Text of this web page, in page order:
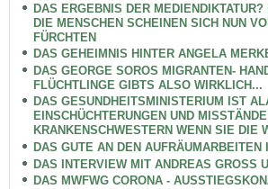
DAS ERGEBNIS DER MEDIENDIKTATUR?
DIE MENSCHEN SCHEINEN SICH NUN
FÜRCHTEN
DAS GEHEIMNIS HINTER ANGELA
DAS GEORGE SOROS MIGRANTEN-
FLÜCHTLINGE GIBTS ALSO WIRKLICH...
DAS GESUNDHEITSMINISTERIUM IST
EINSCHÜCHTERUNGEN UND
KRANKENSCHWESTERN WENN SIE DIE
DAS GUTE AN DEN AUFRÄUMARBEITEN
DAS INTERVIEW MIT ANDREAS GROSS
DAS MWFWG CORONA -